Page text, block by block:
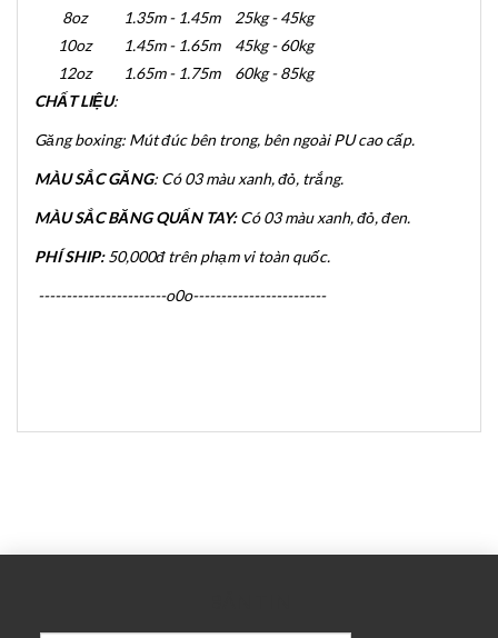
8oz
1.35m - 1.45m
25kg - 45kg
10oz
1.45m - 1.65m
45kg - 60kg
12oz
1.65m - 1.75m
60kg - 85kg
CHẤT LIỆU:
Găng boxing: Mút đúc bên trong, bên ngoài PU cao cấp.
MÀU SẮC GĂNG: Có 03 màu xanh, đỏ, trắng.
MÀU SẮC BĂNG QUẤN TAY:Có 03 màu xanh, đỏ, đen.
PHÍ SHIP:50,000đ trên phạm vi toàn quốc.
-----------------------o0o------------------------